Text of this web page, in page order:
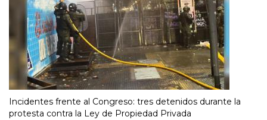
Incidentes frente al Congreso: tres detenidos durante la
protesta contra la Ley de Propiedad Privada